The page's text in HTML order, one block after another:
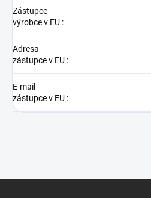
Zástupce
výrobce v EU :
Adresa
zástupce v EU :
E-mail
zástupce v EU :